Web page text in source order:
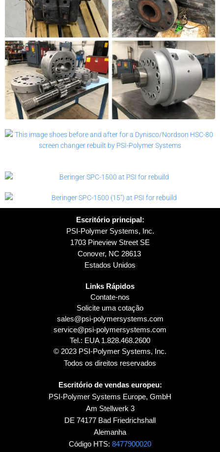
Escritório principal:
PSI-Polymer Systems, Inc.
1703 Pineview Street SE
Conover, NC 28613
Estados Unidos
Links Rápidos
Contate-nos
Solicite uma cotação
sales@psi-polymersystems.com
service@psi-polymersystems.com
Tel.: EUA 1.828.468.2600
© 2023 PSI-Polymer Systems, Inc.
Todos os direitos reservados
Escritório de vendas europeu:
PSI-Polymer Systems Europe, GmbH
Am Stellwerk 3
DE 74177 Bad Friedrichshall
Alemanha
Código HTS: 8477900020